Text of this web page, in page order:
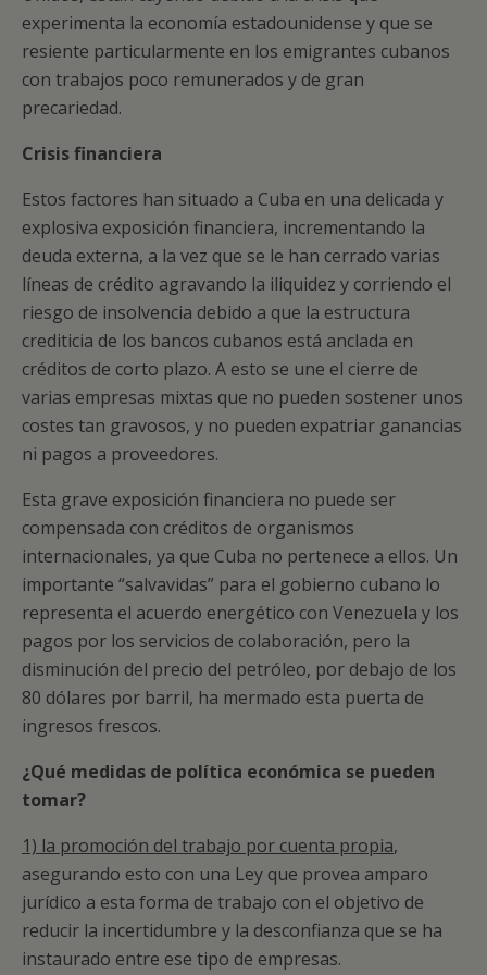
experimenta la economía estadounidense y que se
resiente particularmente en los emigrantes cubanos
con trabajos poco remunerados y de gran
precariedad.
Crisis financiera
Estos factores han situado a Cuba en una delicada y
explosiva exposición financiera, incrementando la
deuda externa, a la vez que se le han cerrado varias
líneas de crédito agravando la iliquidez y corriendo el
riesgo de insolvencia debido a que la estructura
crediticia de los bancos cubanos está anclada en
créditos de corto plazo. A esto se une el cierre de
varias empresas mixtas que no pueden sostener unos
costes tan gravosos, y no pueden expatriar ganancias
ni pagos a proveedores.
Esta grave exposición financiera no puede ser
compensada con créditos de organismos
internacionales, ya que Cuba no pertenece a ellos. Un
importante “salvavidas” para el gobierno cubano lo
representa el acuerdo energético con Venezuela y los
pagos por los servicios de colaboración, pero la
disminución del precio del petróleo, por debajo de los
80 dólares por barril, ha mermado esta puerta de
ingresos frescos.
¿Qué medidas de política económica se pueden
tomar?
1) la promoción del trabajo por cuenta propia,
asegurando esto con una Ley que provea amparo
jurídico a esta forma de trabajo con el objetivo de
reducir la incertidumbre y la desconfianza que se ha
instaurado entre ese tipo de empresas.